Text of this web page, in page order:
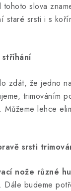
tohoto slova
staré srsti i s
stříhání
zdát, že jedno
trimováním
lehce
srsti
nože různé
Dále budeme